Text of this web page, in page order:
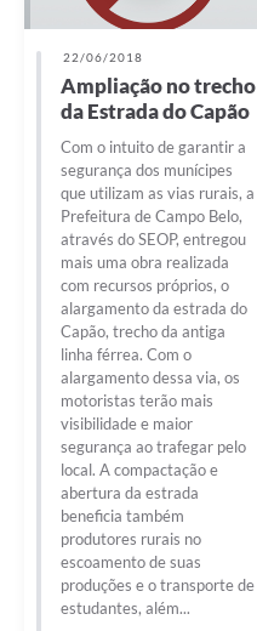
22/06/2018
Ampliação no trecho
da Estrada do Capão
Com o intuito de garantir a
segurança dos munícipes
que utilizam as vias rurais, a
Prefeitura de Campo Belo,
através do SEOP, entregou
mais uma obra realizada
com recursos próprios, o
alargamento da estrada do
Capão, trecho da antiga
linha férrea. Com o
alargamento dessa via, os
motoristas terão mais
visibilidade e maior
segurança ao trafegar pelo
local. A compactação e
abertura da estrada
beneficia também
produtores rurais no
escoamento de suas
produções e o transporte de
estudantes, além...